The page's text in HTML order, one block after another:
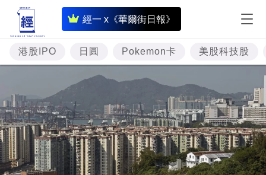
經一 x《華爾街日報》
即
時
財
經
專
題
投
資
樓
港股IPO 日圓 Pokemon卡 美股科技股